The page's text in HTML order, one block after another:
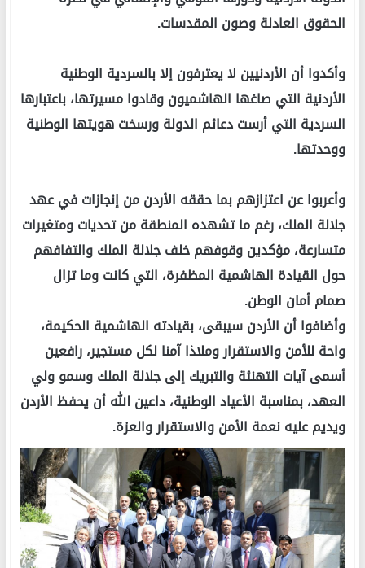
الحقوق العادلة وصون المقدسات.
وأكدوا أن الأردنيين لا يعترفون إلا بالسردية الوطنية
الأردنية التي صاغها الهاشميون وقادوا مسيرتها، باعتبارها
السردية التي أرست دعائم الدولة ورسخت هويتها الوطنية
ووحدتها.
وأعربوا عن اعتزازهم بما حققه الأردن من إنجازات في عهد
جلالة الملك، رغم ما تشهده المنطقة من تحديات ومتغيرات
متسارعة، مؤكدين وقوفهم خلف جلالة الملك والتفافهم
حول القيادة الهاشمية المظفرة، التي كانت وما تزال
صمام أمان الوطن.
وأضافوا أن الأردن سيبقى، بقيادته الهاشمية الحكيمة،
واحة للأمن والاستقرار وملاذا آمنا لكل مستجير، رافعين
أسمى آيات التهنئة والتبريك إلى جلالة الملك وسمو ولي
العهد، بمناسبة الأعياد الوطنية، داعين الله أن يحفظ الأردن
ويديم عليه نعمة الأمن والاستقرار والعزة.